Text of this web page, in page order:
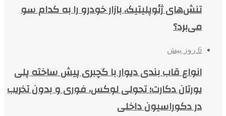
تنش‌های ژئوپلیتیک، بازار خودرو را به کدام سو
می‌برد؟
6 روز پیش
انواع قاب بندی دیوار با گچبری پیش ساخته پلی
یورتان دکارت؛ تحولی لوکس، فوری و بدون تخریب
در دکوراسیون داخلی